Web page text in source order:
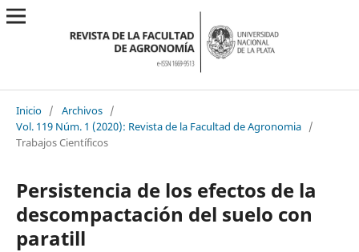
Inicio / Archivos /
Vol. 119 Núm. 1 (2020): Revista de la Facultad de Agronomia /
Trabajos Científicos
Persistencia de los efectos de la
descompactación del suelo con
paratill